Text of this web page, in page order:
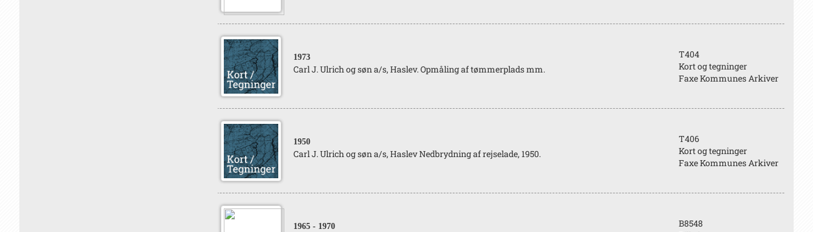
1973
Carl J. Ulrich og søn a/s, Haslev. Opmåling af tømmerplads mm.
T404
Kort og tegninger
Faxe Kommunes Arkiver
1950
Carl J. Ulrich og søn a/s, Haslev Nedbrydning af rejselade, 1950.
T406
Kort og tegninger
Faxe Kommunes Arkiver
1965 - 1970
B8548